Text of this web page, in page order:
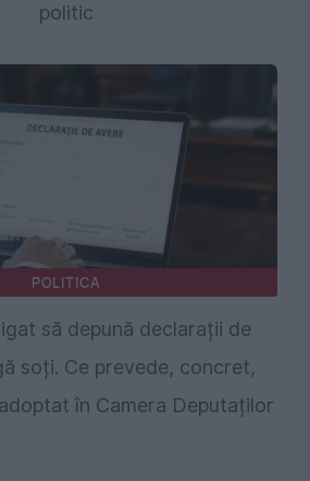
politic
POLITICA
să depună declarații de
soți. Ce prevede, concret,
în Camera Deputaților